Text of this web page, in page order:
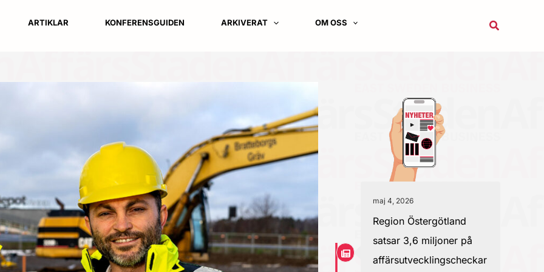
ARTIKLAR KONFERENSGUIDEN ARKIVERAT OM OSS Sök
maj 4, 2026
Region Östergötland
satsar 3,6 miljoner på
affärsutvecklingscheckar